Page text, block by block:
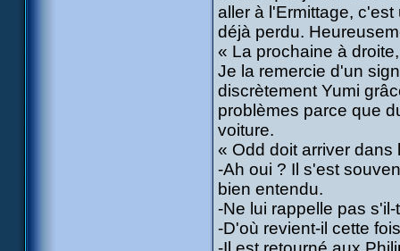
aller à l'Ermittage, c'est
déjà perdu.
« La prochaine à
Je la remercie d'un
discrètement Yumi
problèmes parce que
voiture.
« Odd doit arriver dans
-Ah oui ? Il s'est
bien entendu.
-Ne lui rappelle pas
-D'où revient-il cette